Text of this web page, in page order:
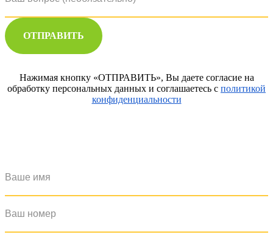
ОТПРАВИТЬ
Нажимая кнопку «ОТПРАВИТЬ», Вы даете согласие на
обработку персональных данных и соглашаетесь с политикой
конфиденциальности